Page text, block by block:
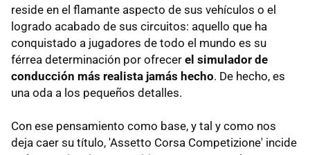
reside en el flamante aspecto de sus vehículos o el
logrado acabado de sus circuitos: aquello que ha
conquistado a jugadores de todo el mundo es su
férrea determinación por ofrecer el simulador de
conducción más realista jamás hecho. De hecho, es
una oda a los pequeños detalles.
Con ese pensamiento como base, y tal y como nos
deja caer su título, 'Assetto Corsa Competizione' incide